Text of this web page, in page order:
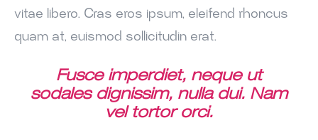
vitae libero. Cras eros ipsum, eleifend rhoncus
quam at, euismod sollicitudin erat.
Fusce imperdiet, neque ut
sodales dignissim, nulla dui. Nam
vel tortor orci.